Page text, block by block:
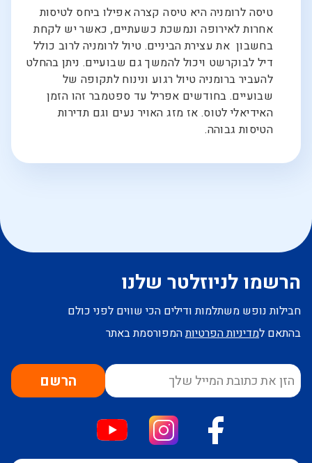
טיסה לרומניה היא טיסה קצרה אפילו ביחס לטיסות
אחרות לאירופה ונמשכת כשעתיים, כאשר יש לקחת
בחשבון את עצירת הביניים. טיול לרומניה לרוב כולל
דיל לבוקרשט ויכול להמשך גם שבועיים. ניתן בהחלט
להעביר ברומניה טיול רגוע ונינוח לתקופה של
שבועיים. בחודשים אפריל עד ספטמבר זהו הזמן
האידיאלי לטוס. אז מזג האויר נעים וגם תדירות
הטיסות גבוהה.
הרשמו לניוזלטר שלנו
חבילות נופש משתלמות ודילים הכי שווים לפני כולם
בהתאם למדיניות הפרטיותהמפורסמת באתר
הרשם